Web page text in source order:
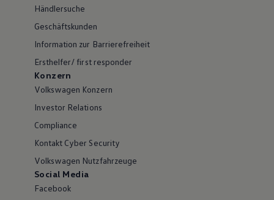
Händlersuche
Geschäftskunden
Information zur Barrierefreiheit
Ersthelfer/ first responder
Konzern
Volkswagen Konzern
Investor Relations
Compliance
Kontakt Cyber Security
Volkswagen Nutzfahrzeuge
Social Media
Facebook